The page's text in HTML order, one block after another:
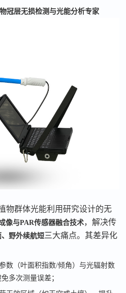
冠层无损检测与光能分析专家
物群体光能利用研究设计的无
像与PAR传感器融合技术，解决传
野外续航短三大痛点。其差异化
数（叶面积指数/倾角）与光辐射数
多次测量误差；